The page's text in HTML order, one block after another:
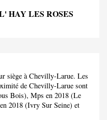
HAY LES ROSES
siège à Chevilly-Larue. Les
de Chevilly-Larue sont
Bois), Mps en 2018 (Le
2018 (Ivry Sur Seine) et